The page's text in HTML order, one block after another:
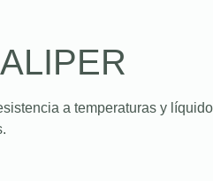
a temperaturas y